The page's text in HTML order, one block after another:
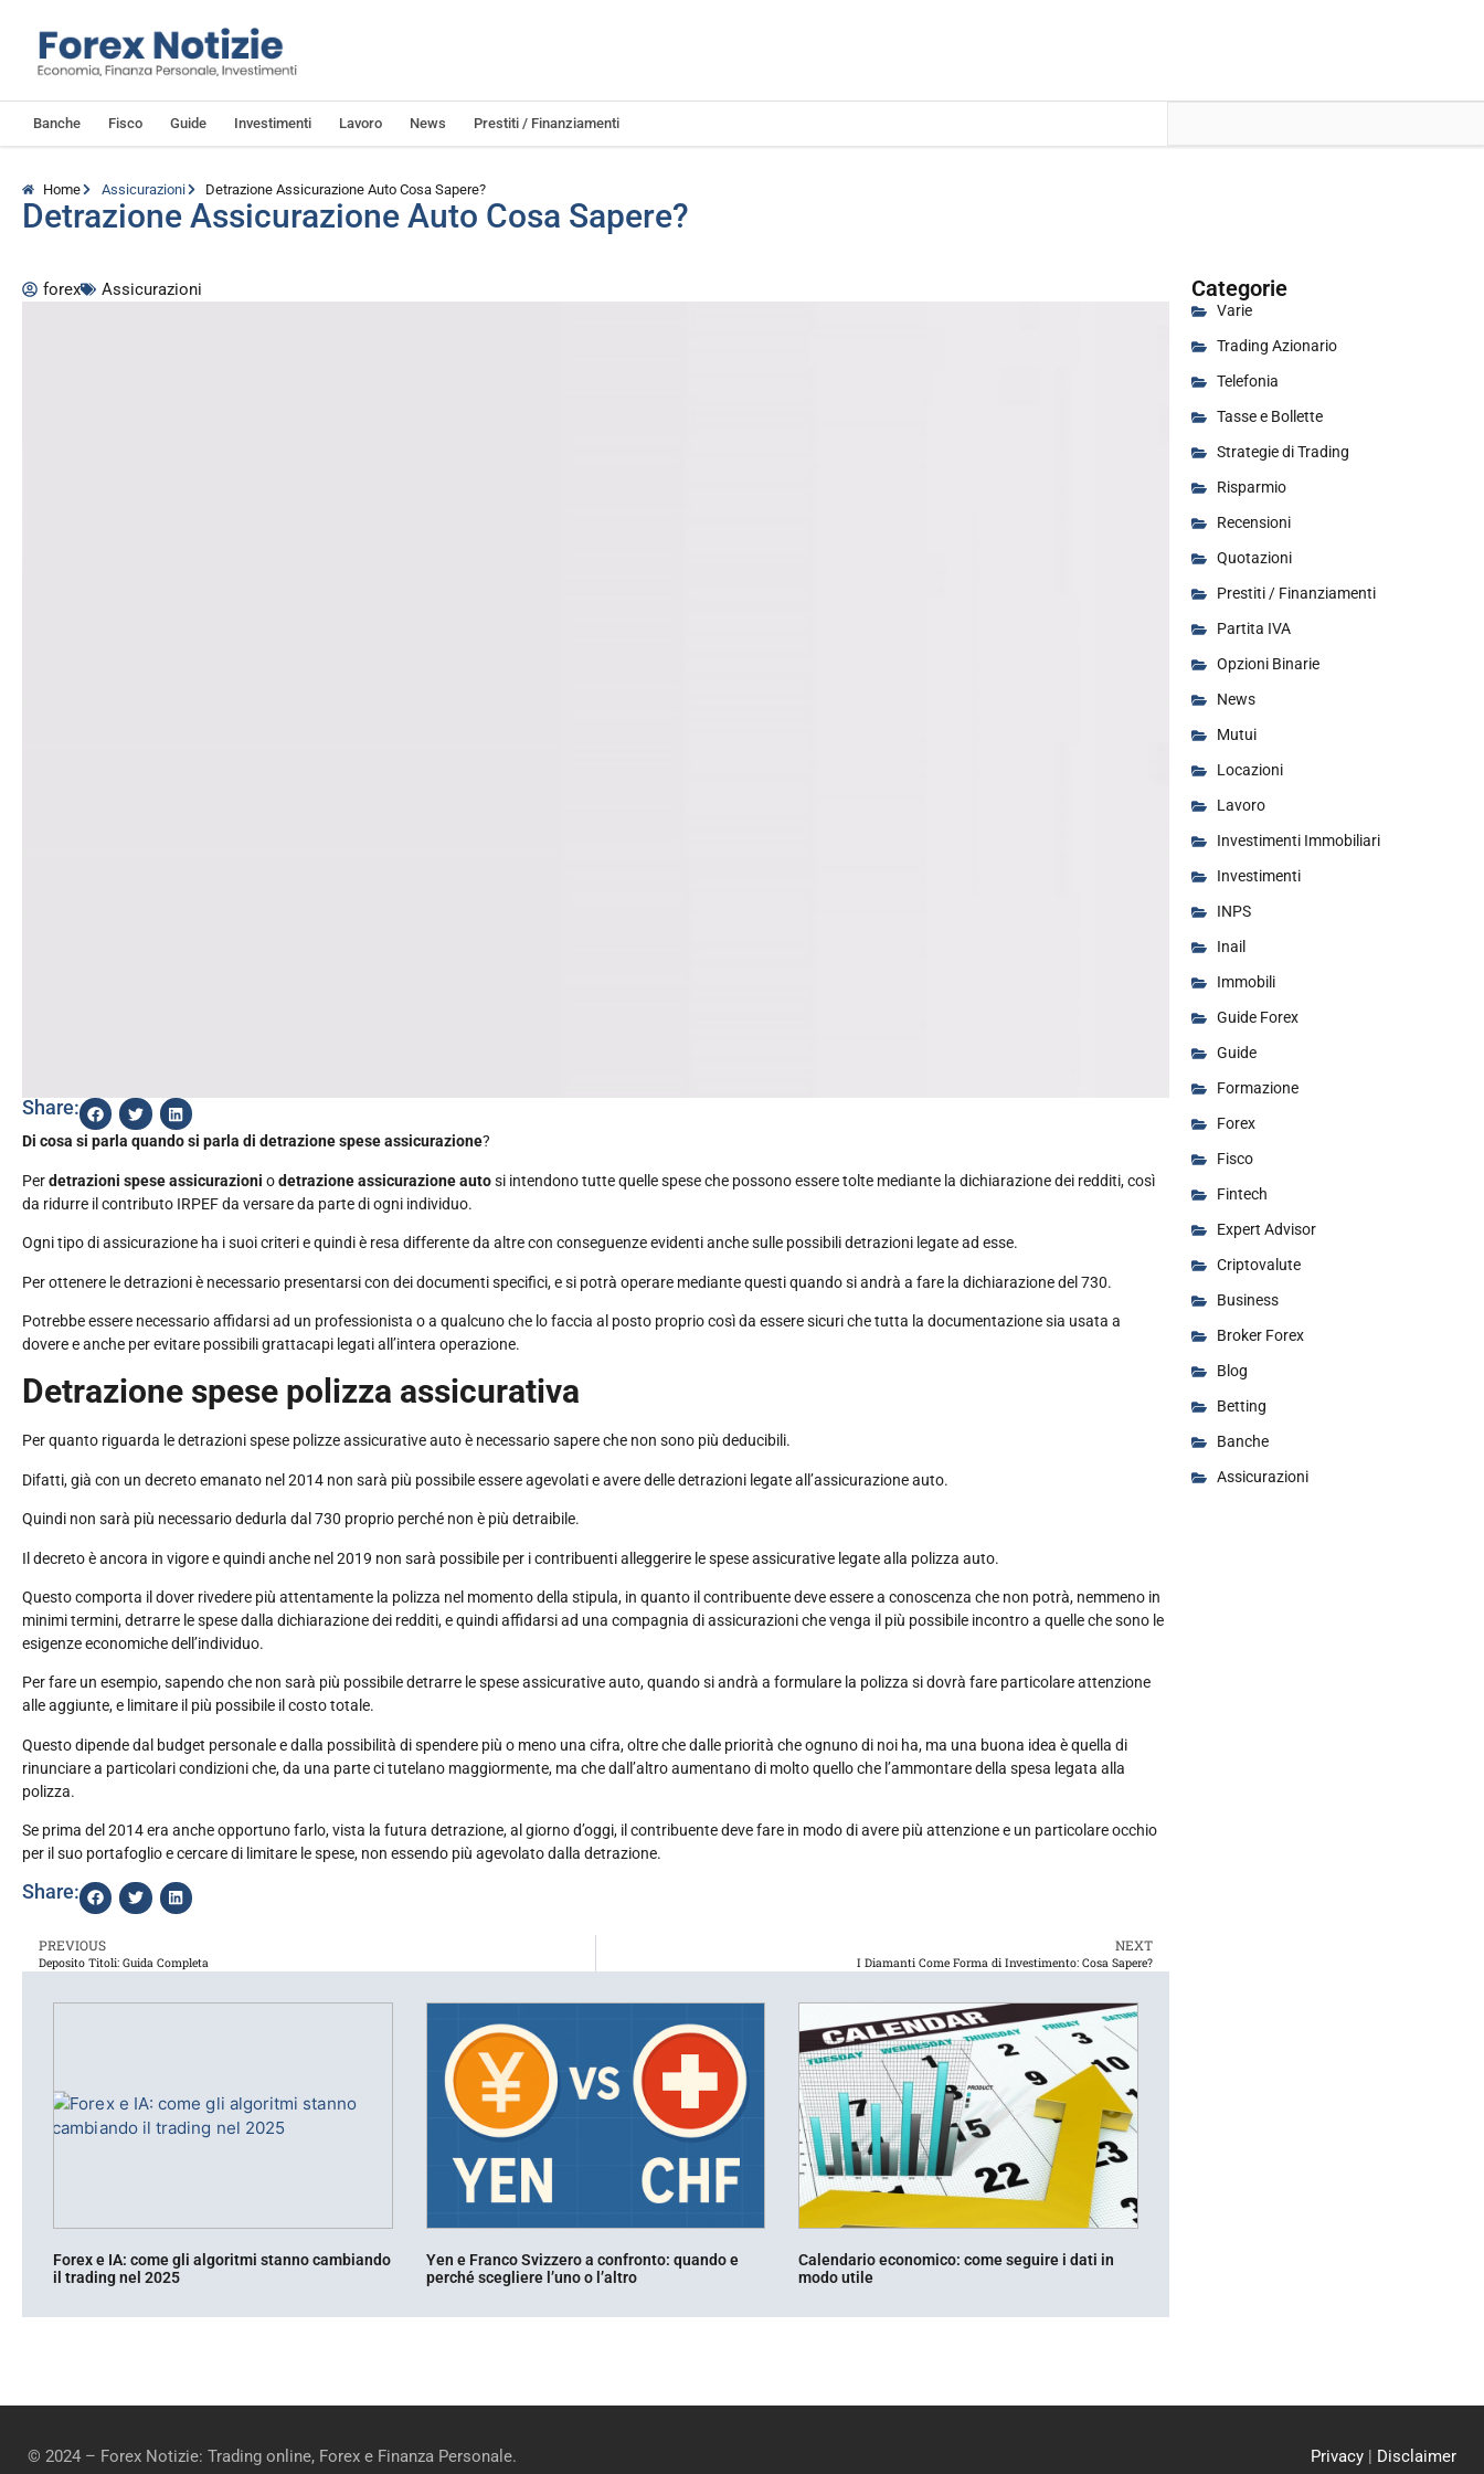
Banche Fisco Guide Investimenti Lavoro News Prestiti / Finanziamenti
Home Assicurazioni Detrazione Assicurazione Auto Cosa Sapere?
Detrazione Assicurazione Auto Cosa Sapere?
forex Assicurazioni
Share:
Di cosa si parla quando si parla di detrazione spese assicurazione?
Perdetrazioni spese assicurazioni odetrazione assicurazione autosi intendono tutte quelle spese che possono essere tolte mediante la dichiarazione dei redditi, così
da ridurre il contributo IRPEF da versare da parte di ogni individuo.
Ogni tipo di assicurazione ha i suoi criteri e quindi è resa differente da altre con conseguenze evidenti anche sulle possibili detrazioni legate ad esse.
Per ottenere le detrazioni è necessario presentarsi con dei documenti specifici, e si potrà operare mediante questi quando si andrà a fare la dichiarazione del 730.
Potrebbe essere necessario affidarsi ad un professionista o a qualcuno che lo faccia al posto proprio così da essere sicuri che tutta la documentazione sia usata a
dovere e anche per evitare possibili grattacapi legati all’intera operazione.
Detrazione spese polizza assicurativa
Per quanto riguarda le detrazioni spese polizze assicurative auto è necessario sapere che non sono più deducibili.
Difatti, già con un decreto emanato nel 2014 non sarà più possibile essere agevolati e avere delle detrazioni legate all’assicurazione auto.
Quindi non sarà più necessario dedurla dal 730 proprio perché non è più detraibile.
Il decreto è ancora in vigore e quindi anche nel 2019 non sarà possibile per i contribuenti alleggerire le spese assicurative legate alla polizza auto.
Questo comporta il dover rivedere più attentamente la polizza nel momento della stipula, in quanto il contribuente deve essere a conoscenza che non potrà, nemmeno in
minimi termini, detrarre le spese dalla dichiarazione dei redditi, e quindi affidarsi ad una compagnia di assicurazioni che venga il più possibile incontro a quelle che sono le
esigenze economiche dell’individuo.
Per fare un esempio, sapendo che non sarà più possibile detrarre le spese assicurative auto, quando si andrà a formulare la polizza si dovrà fare particolare attenzione
alle aggiunte, e limitare il più possibile il costo totale.
Questo dipende dal budget personale e dalla possibilità di spendere più o meno una cifra, oltre che dalle priorità che ognuno di noi ha, ma una buona idea è quella di
rinunciare a particolari condizioni che, da una parte ci tutelano maggiormente, ma che dall’altro aumentano di molto quello che l’ammontare della spesa legata alla
polizza.
Se prima del 2014 era anche opportuno farlo, vista la futura detrazione, al giorno d’oggi, il contribuente deve fare in modo di avere più attenzione e un particolare occhio
per il suo portafoglio e cercare di limitare le spese, non essendo più agevolato dalla detrazione.
Share:
PREVIOUS
Deposito Titoli: Guida Completa
NEXT
I Diamanti Come Forma di Investimento: Cosa Sapere?
Forex e IA: come gli algoritmi stanno cambiando
il trading nel 2025
Yen e Franco Svizzero a confronto: quando e
perché scegliere l’uno o l’altro
Calendario economico: come seguire i dati in
modo utile
Categorie
Varie
Trading Azionario
Telefonia
Tasse e Bollette
Strategie di Trading
Risparmio
Recensioni
Quotazioni
Prestiti / Finanziamenti
Partita IVA
Opzioni Binarie
News
Mutui
Locazioni
Lavoro
Investimenti Immobiliari
Investimenti
INPS
Inail
Immobili
Guide Forex
Guide
Formazione
Forex
Fisco
Fintech
Expert Advisor
Criptovalute
Business
Broker Forex
Blog
Betting
Banche
Assicurazioni
© 2024 – Forex Notizie: Trading online, Forex e Finanza Personale. Privacy | Disclaimer